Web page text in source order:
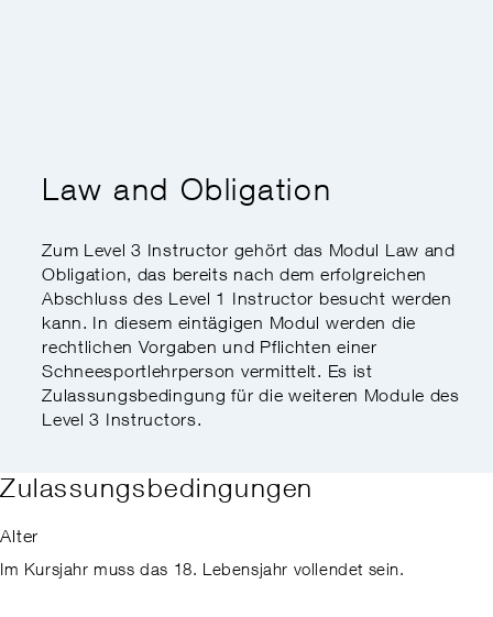
Risikoaktivitätengesetz
Law and Obligation
Zum Level 3 Instructor gehört das Modul Law and
Obligation, das bereits nach dem erfolgreichen
Abschluss des Level 1 Instructor besucht werden
kann. In diesem eintägigen Modul werden die
rechtlichen Vorgaben und Pflichten einer
Schneesportlehrperson vermittelt. Es ist
Zulassungsbedingung für die weiteren Module des
Level 3 Instructors.
Zulassungsbedingungen
Alter
Im Kursjahr muss das 18. Lebensjahr vollendet sein.